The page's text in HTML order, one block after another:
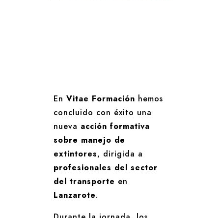
EnVitae Formación hemos
concluido con éxito una
nueva acción formativa
sobre manejo de
extintores, dirigida a
profesionales del sector
del transporte en
Lanzarote.